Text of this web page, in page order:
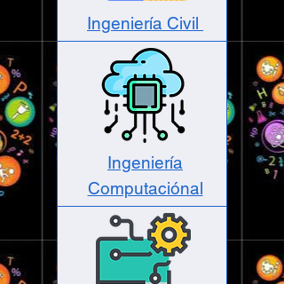
Ingeniería Civil
Ingeniería
Computaciónal